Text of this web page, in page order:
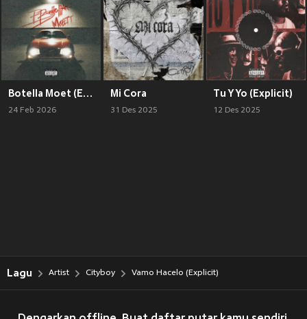
Botella Moet (Explicit)
24 Feb 2026
Mi Cora
31 Des 2025
Tu Y Yo (Explicit)
12 Des 2025
Lagu Artist Cityboy Vamo Hacelo (Explicit)